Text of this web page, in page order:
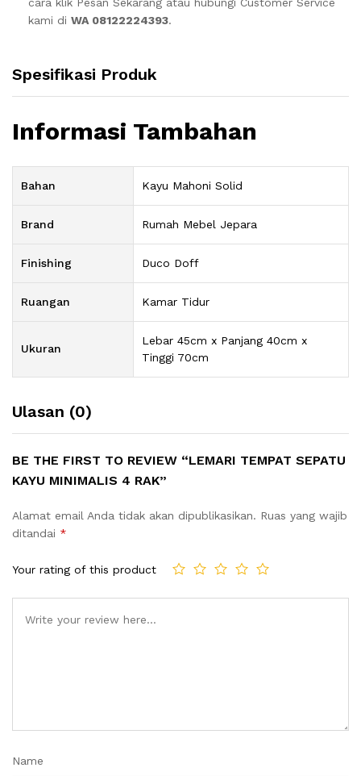
kami di WA 08122224393.
Spesifikasi Produk
Informasi Tambahan
Bahan Kayu Mahoni Solid
Brand Rumah Mebel Jepara
Finishing Duco Doff
Ruangan Kamar Tidur
Ukuran
Lebar 45cm x Panjang 40cm x
Tinggi 70cm
Ulasan (0)
BE THE FIRST TO REVIEW “LEMARI TEMPAT SEPATU
KAYU MINIMALIS 4 RAK”
Alamat email Anda tidak akan dipublikasikan. Ruas yang wajib
ditandai *
Your rating of this product
Name